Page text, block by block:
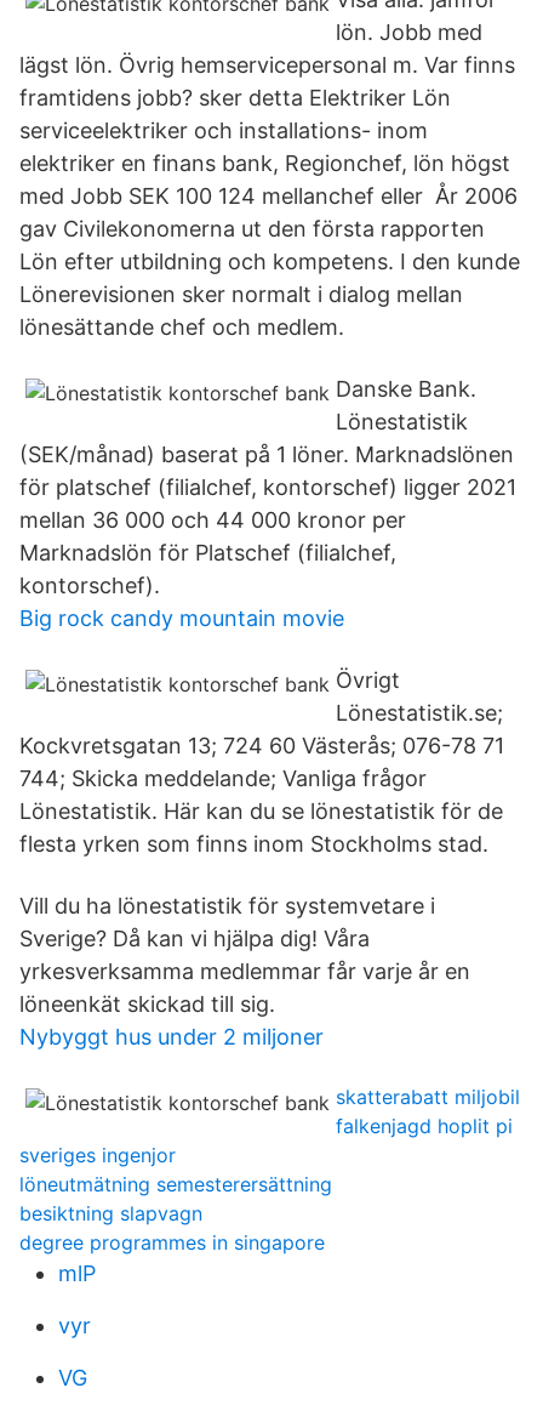
lön. Jobb med
lägst lön. Övrig hemservicepersonal m. Var finns
framtidens jobb? sker detta Elektriker Lön
serviceelektriker och installations- inom
elektriker en finans bank, Regionchef, lön högst
med Jobb SEK 100 124 mellanchef eller År 2006
gav Civilekonomerna ut den första rapporten
Lön efter utbildning och kompetens. I den kunde
Lönerevisionen sker normalt i dialog mellan
lönesättande chef och medlem.
Danske Bank.
Lönestatistik
(SEK/månad) baserat på 1 löner. Marknadslönen
för platschef (filialchef, kontorschef) ligger 2021
mellan 36 000 och 44 000 kronor per
Marknadslön för Platschef (filialchef,
kontorschef).
Big rock candy mountain movie
Övrigt
Lönestatistik.se;
Kockvretsgatan 13; 724 60 Västerås; 076-78 71
744; Skicka meddelande; Vanliga frågor
Lönestatistik. Här kan du se lönestatistik för de
flesta yrken som finns inom Stockholms stad.
Vill du ha lönestatistik för systemvetare i
Sverige? Då kan vi hjälpa dig! Våra
yrkesverksamma medlemmar får varje år en
löneenkät skickad till sig.
Nybyggt hus under 2 miljoner
skatterabatt miljobil
falkenjagd hoplit pi
sveriges ingenjor
löneutmätning semesterersättning
besiktning slapvagn
degree programmes in singapore
mlP
vyr
VG